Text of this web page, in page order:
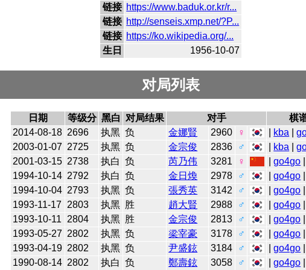
链接 https://www.baduk.or.kr/r...
链接 http://senseis.xmp.net/?P...
链接 https://ko.wikipedia.org/...
生日
1956-10-07
对局列表
日期 等级分 黑白 对局结果 对手
棋
2014-08-18 2696 执黑 负 金娜賢 2960 ♀ kba |
2003-01-07 2725 执黑 负 金宗俊 2836 ♂ kba |
2001-03-15 2738 执白 负 芮乃伟 3281 ♀ |go4go
1994-10-14 2792 执白 负 金日煥 2978 ♂ |go4go
1994-10-04 2793 执黑 负 張秀英 3142 ♂ |go4go
1993-11-17
2803 执黑 胜 趙大賢 2988 ♂ |go4go
1993-10-11
2804 执黑 胜 金宗俊 2813 ♂ |go4go
1993-05-27 2802 执黑 负 梁宰豪 3178 ♂ |go4go
1993-04-19 2802 执黑 负 尹盛鉉 3184 ♂ |go4go
1990-08-14 2802 执白 负 鄭壽鉉 3058 ♂ |go4go